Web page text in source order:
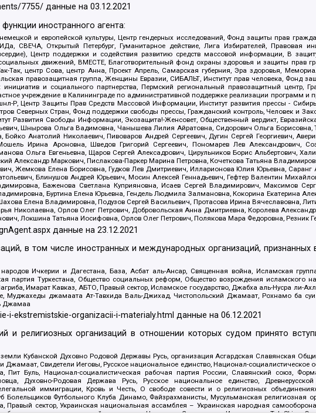
7755/ данные на03.12.2021
иностранного агента:
и европейской культуры, Центр гендерных исследований, Фонд защиты прав
Открытый Петербург, Гуманитарное действие, Лига Избирателей, Правовая
Центр поддержки и содействия развитию средств массовой информации, В
социальных движений, ВМЕСТЕ, Благотворительный фонд охраны здоровья и защиты
Так, центр Сова, центр Анна, Проект Апрель, Самарская губерния, Эра здоровья,
правозащитная группа, Женщины Евразии, СИБАЛЬТ, Институт прав человека, Фонд
и социального партнерства, Пермский региональный правозащитный центр,
учреждение в Калининграде по административной поддержке реализации программ и
Р, Центр Защиты Прав Средств Массовой Информации, Институт развития прессы -
Северных Стран, Фонд поддержки свободы прессы, Гражданский контроль, Человек и
Развития Свободы Информации, Экозащита!-Женсовет, Общественный вердикт,
Шнырова Ольга Вадимовна, Чанышева Лилия Айратовна, Сидорович Ольга Борисовна,
Анатолий Николаевич, Пивоваров Андрей Сергеевич, Дугин Сергей Георгиевич,
Ирина Ароновна, Шведов Григорий Сергеевич, Пономарев Лев Александрович,
Ольга Евгеньевна, Щаров Сергей Алексадрович, Цирульников Борис Альбертович,
Александр Маркович, Пислакова-Паркер Марина Петровна, Кочеткова Татьяна
Жемкова Елена Борисовна, Гудков Лев Дмитриевич, Илларионова Юлия Юрьевна,
Блинушов Андрей Юрьевич, Мосин Алексей Геннадьевич, Гефтер Валентин
Баженова Светлана Куприяновна, Исаев Сергей Владимирович, Максимов
Буртина Елена Юрьевна, Гендель Людмила Залмановна, Кокорина Екатерина
Елена Владимировна, Подузов Сергей Васильевич, Протасова Ирина Вячеславовна,
Николаевна, Орлов Олег Петрович, Добровольская Анна Дмитриевна, Королева
Локшина Татьяна Иосифовна, Орлов Олег Петрович, Полякова Мара Федоровна, Резник
данные на23.12.2021
в том числе иностранных и международных организаций,
Ичкерии и Дагестана, База, Асбат аль-Ансар, Священная война, Исламская
партия Туркестана, Общество социальных реформ, Общество возрождения
Имарат Кавказ, АБТО, Правый сектор, Исламское государство, Джабха аль-Нусра
Муджахеды джамаата Ат-Тавхида Валь-Джихад, Чистопольский Джамаат, Рохнамо ба суи
Джамаа
i-ekstremistskie-organizacii-i-materialy.html данные на06.12.2021
и религиозных организаций в отношении которых судом принято
Кубанской Духовно Родовой Державы Русь, организация Асгардская Славянская
Джамаат, Свидетели Иеговы, Русское национальное единство, Национал-
Пит Буль, Национал-социалистическая рабочая партия России, Славянский союз,
Духовно-Родовая Держава Русь, Русское национальное единство,
иммиграции, Кровь и Честь, О свободе совести и о религиозных
Болельщиков Футбольного Клуба Динамо, Файзрахманисты, Мусульманская
Правый сектор, Украинская национальная ассамблея – Украинская народная
последователей инглиизма, Народная Социальная Инициатива, TulaSkins,